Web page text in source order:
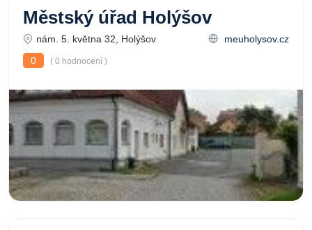
Městský úřad Holýšov
nám. 5. května 32, Holýšov
meuholysov.cz
0
( 0 hodnocení )